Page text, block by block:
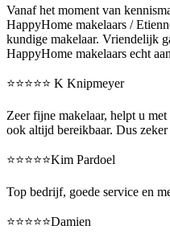
Vanaf het moment van
HappyHome makelaars /
kundige makelaar. Vriendelijk
HappyHome makelaars echt
⭐️⭐️⭐️⭐️⭐️ K Knipmeyer
Zeer fijne makelaar, helpt u
ook altijd bereikbaar. Dus zeker
⭐️⭐️⭐️⭐️⭐️Kim Pardoel
Top bedrijf, goede service en
⭐️⭐️⭐️⭐️⭐️Damien